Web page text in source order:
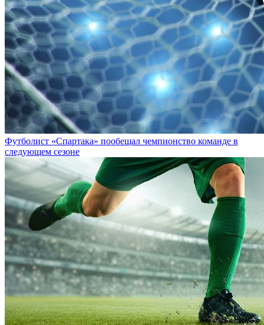
Футболист «Спартака» пообещал чемпионство команде в
следующем сезоне